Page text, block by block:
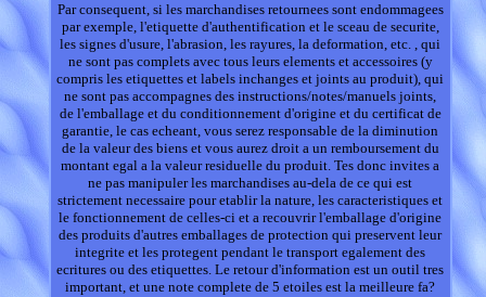
Par consequent, si les marchandises retournees sont endommagees
par exemple, l'etiquette d'authentification et le sceau de securite,
les signes d'usure, l'abrasion, les rayures, la deformation, etc. , qui
ne sont pas complets avec tous leurs elements et accessoires (y
compris les etiquettes et labels inchanges et joints au produit), qui
ne sont pas accompagnes des instructions/notes/manuels joints,
de l'emballage et du conditionnement d'origine et du certificat de
garantie, le cas echeant, vous serez responsable de la diminution
de la valeur des biens et vous aurez droit a un remboursement du
montant egal a la valeur residuelle du produit. Tes donc invites a
ne pas manipuler les marchandises au-dela de ce qui est
strictement necessaire pour etablir la nature, les caracteristiques et
le fonctionnement de celles-ci et a recouvrir l'emballage d'origine
des produits d'autres emballages de protection qui preservent leur
integrite et les protegent pendant le transport egalement des
ecritures ou des etiquettes. Le retour d'information est un outil tres
important, et une note complete de 5 etoiles est la meilleure fa?